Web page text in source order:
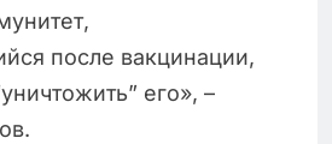
после вакцинации,
его», –